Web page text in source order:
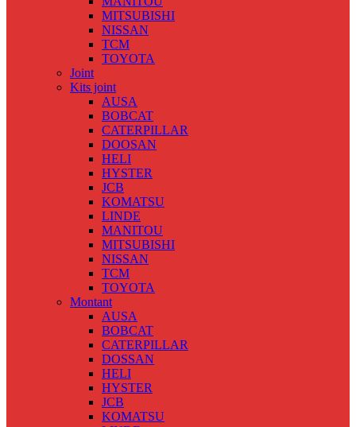
MITSUBISHI
NISSAN
TCM
TOYOTA
Joint
Kits joint
AUSA
BOBCAT
CATERPILLAR
DOOSAN
HELI
HYSTER
JCB
KOMATSU
LINDE
MANITOU
MITSUBISHI
NISSAN
TCM
TOYOTA
Montant
AUSA
BOBCAT
CATERPILLAR
DOSSAN
HELI
HYSTER
JCB
KOMATSU